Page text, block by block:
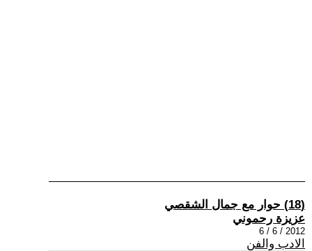
(18) حوار مع جمال الشقصي
عزيزة رحموني
2012 / 6 / 6
الادب والفن